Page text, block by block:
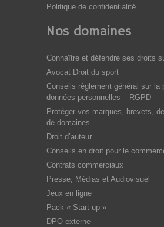
Politique de confidentialité
Nos domaines
Connaître et défendre ses droits
Avocat Droit du sport
Conseils règlement général sur la
données personnelles – RGPD
Protéger vos marques, brevets,
de domaines
Droit d’auteur
Conseils en droit pour le
Contrats commerciaux
Presse, Médias et Audiovisuel
Jeux en ligne
Pack « Start-up »
DPO externe